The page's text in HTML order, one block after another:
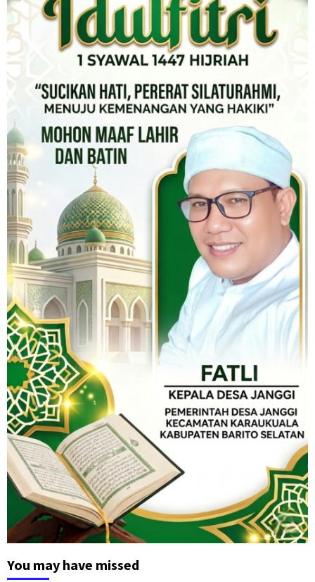
You may have missed